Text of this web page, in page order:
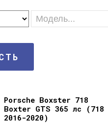
Porsche Boxster 718
Boxter GTS 365 лс (718
2016-2020)